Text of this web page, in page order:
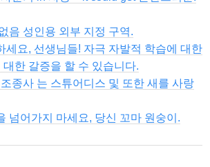
음 성인용 외부 지정 구역.
세요, 선생님들! 자극 자발적 학습에 대한
한 갈증을 할 수 있습니다.
종사 는 스튜어디스 및 또한 새를 사랑
넘어가지 마세요, 당신 꼬마 원숭이.